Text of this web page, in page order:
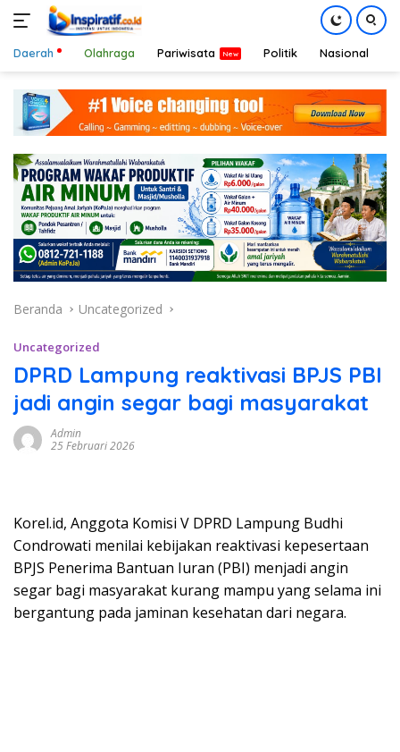
konten
Daerah Olahraga Pariwisata Politik Nasional
Beranda Uncategorized
Uncategorized
DPRD Lampung reaktivasi BPJS PBI
jadi angin segar bagi masyarakat
Admin
25 Februari 2026
Korel.id, Anggota Komisi V DPRD Lampung Budhi
Condrowati menilai kebijakan reaktivasi kepesertaan
BPJS Penerima Bantuan Iuran (PBI) menjadi angin
segar bagi masyarakat kurang mampu yang selama ini
bergantung pada jaminan kesehatan dari negara.